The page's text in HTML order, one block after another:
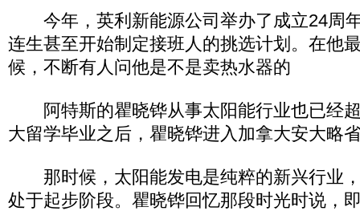
今年，英利新能源公司举办了成立24周
连生甚至开始制定接班人的挑选计划。在他
候，不断有人问他是不是卖热水器的
阿特斯的瞿晓铧从事太阳能行业也已经
大留学毕业之后，瞿晓铧进入加拿大安大略
那时候，太阳能发电是纯粹的新兴行业
处于起步阶段。瞿晓铧回忆那段时光时说，